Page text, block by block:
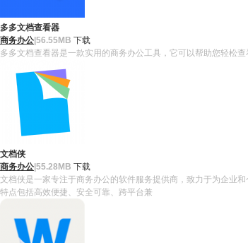
多多文档查看器
商务办公 56.55MB 下载
多多文档查看器是一款实用的商务办公工具，它可以帮助您轻松
文档侠
商务办公 55.28MB 下载
文档侠是一家专注于商务办公的软件服务提供商，致力于为企业
特点包括高效便捷、安全可靠、跨平台兼